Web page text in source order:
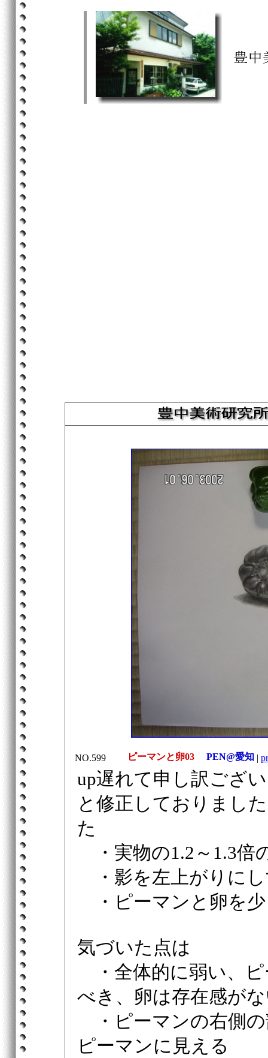
NO.599 ピーマンと卵03 PEN@愛知 |
up遅れて申し訳ござ
と修正しておりまし
た
・実物の1.2～1.3倍
・影を左上がりに
・ピーマンと卵を
気づいた点は
・全体的に弱い、ピ
べき、卵は存在感が
・ピーマンの右側の
ピーマンに見える